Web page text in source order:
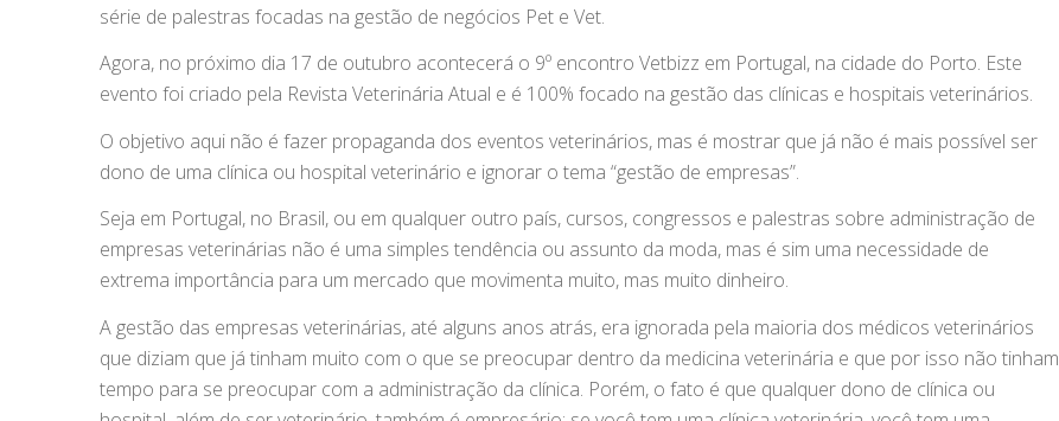
série de palestras focadas na gestão de negócios Pet e Vet.
Agora, no próximo dia 17 de outubro acontecerá o 9º encontro Vetbizz em Portugal, na cidade do Porto. Este
evento foi criado pela Revista Veterinária Atual e é 100% focado na gestão das clínicas e hospitais veterinários.
O objetivo aqui não é fazer propaganda dos eventos veterinários, mas é mostrar que já não é mais possível ser
dono de uma clínica ou hospital veterinário e ignorar o tema “gestão de empresas”.
Seja em Portugal, no Brasil, ou em qualquer outro país, cursos, congressos e palestras sobre administração de
empresas veterinárias não é uma simples tendência ou assunto da moda, mas é sim uma necessidade de
extrema importância para um mercado que movimenta muito, mas muito dinheiro.
A gestão das empresas veterinárias, até alguns anos atrás, era ignorada pela maioria dos médicos veterinários
que diziam que já tinham muito com o que se preocupar dentro da medicina veterinária e que por isso não tinham
tempo para se preocupar com a administração da clínica. Porém, o fato é que qualquer dono de clínica ou